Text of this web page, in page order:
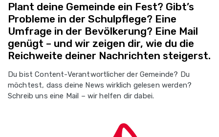
Plant deine Gemeinde ein Fest? Gibt’s
Probleme in der Schulpflege? Eine
Umfrage in der Bevölkerung? Eine Mail
genügt – und wir zeigen dir, wie du die
Reichweite deiner Nachrichten steigerst.
Du bist Content-Verantwortlicher der Gemeinde? Du
möchtest, dass deine News wirklich gelesen werden?
Schreib uns eine Mail – wir helfen dir dabei.